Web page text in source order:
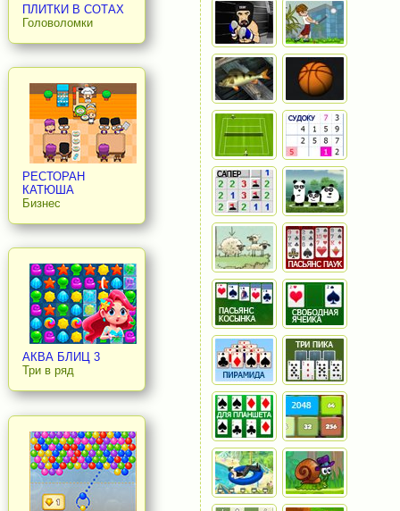
ПЛИТКИ В СОТАХ
Головоломки
РЕСТОРАН
КАТЮША
Бизнес
АКВА БЛИЦ 3
Три в ряд